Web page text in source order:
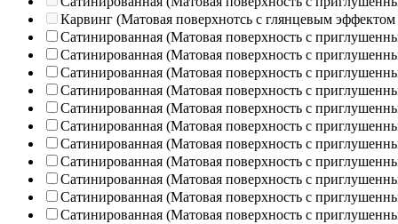
Карвинг (Матовая поверхнотсь с глянцевым эффектом
Сатинированная (Матовая поверхность с
Сатинированная (Матовая поверхность с
Сатинированная (Матовая поверхность с
Сатинированная (Матовая поверхность с
Сатинированная (Матовая поверхность с
Сатинированная (Матовая поверхность с
Сатинированная (Матовая поверхность с
Сатинированная (Матовая поверхность с
Сатинированная (Матовая поверхность с
Сатинированная (Матовая поверхность с
Сатинированная (Матовая поверхность с